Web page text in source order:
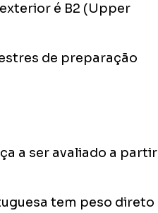
é B2 (Upper
de preparação
a ser avaliado a partir
tem peso direto